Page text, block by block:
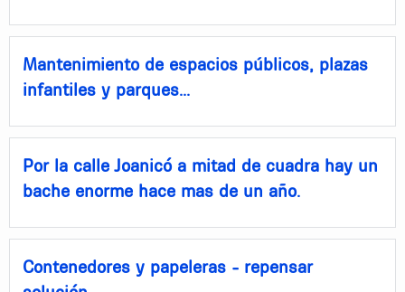
Mantenimiento de espacios públicos, plazas
infantiles y parques...
Por la calle Joanicó a mitad de cuadra hay un
bache enorme hace mas de un año.
Contenedores y papeleras - repensar